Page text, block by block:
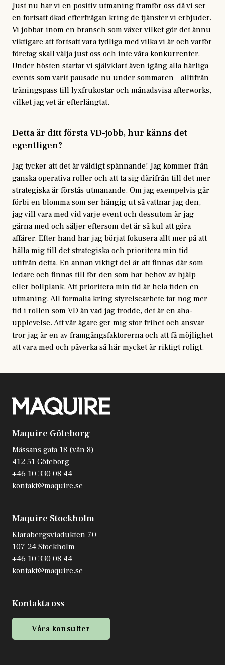
Just nu har vi en positiv utmaning framför oss då vi ser
en fortsatt ökad efterfrågan kring de tjänster vi erbjuder.
Vi jobbar inom en bransch som växer vilket gör det ännu
viktigare att fortsatt vara tydliga med vilka vi är och varför
företag skall välja just oss och inte våra konkurrenter.
Under hösten startar vi självklart även igång alla härliga
events som varit pausade nu under sommaren – alltifrån
träningspass till lyxfrukostar och månadsvisa afterworks,
vilket jag vet är efterlängtat.
Detta är ditt första VD-jobb, hur känns det
egentligen?
Jag tycker att det är väldigt spännande! Jag kommer från
ganska operativa roller och att ta sig därifrån till det mer
strategiska är förstås utmanande. Om jag exempelvis går
förbi en blomma som ser hängig ut så vattnar jag den,
jag vill vara med vid varje event och dessutom är jag
gärna med och säljer eftersom det är så kul att göra
affärer. Efter hand har jag börjat fokusera allt mer på att
hålla mig till det strategiska och prioritera min tid
utifrån detta. En annan viktigt del är att finnas där som
ledare och finnas till för den som har behov av hjälp
eller bollplank. Att prioritera min tid är hela tiden en
utmaning. All formalia kring styrelsearbete tar nog mer
tid i rollen som VD än vad jag trodde, det är en aha-
upplevelse. Att vår ägare ger mig stor frihet och ansvar
tror jag är en av framgångsfaktorerna och att få möjlighet
att vara med och påverka så här mycket är riktigt roligt.
Maquire Göteborg
Mässans gata 18 (vån 8)
412 51 Göteborg
+46 10 330 08 44
kontakt@maquire.se
Maquire Stockholm
Klarabergsviadukten 70
107 24 Stockholm
+46 10 330 08 44
kontakt@maquire.se
Kontakta oss
Våra konsulter